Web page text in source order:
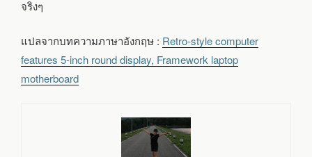
จริงๆ
แปลจากบทความภาษาอังกฤษ : Retro-style computer
features 5-inch round display, Framework laptop
motherboard